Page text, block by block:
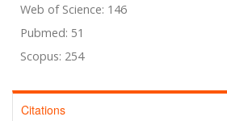
Web of Science: 146
Pubmed: 51
Scopus: 254
Citations